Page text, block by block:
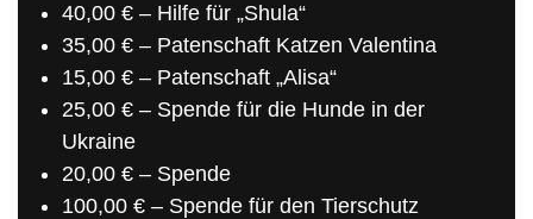
40,00 € – Hilfe für „Shula“
35,00 € – Patenschaft Katzen Valentina
15,00 € – Patenschaft „Alisa“
25,00 € – Spende für die Hunde in der
Ukraine
20,00 € – Spende
100,00 € – Spende für den Tierschutz